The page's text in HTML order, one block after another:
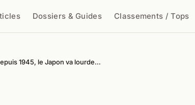
Dossiers & Guides Classements / Tops
1945, le Japon va lourde…